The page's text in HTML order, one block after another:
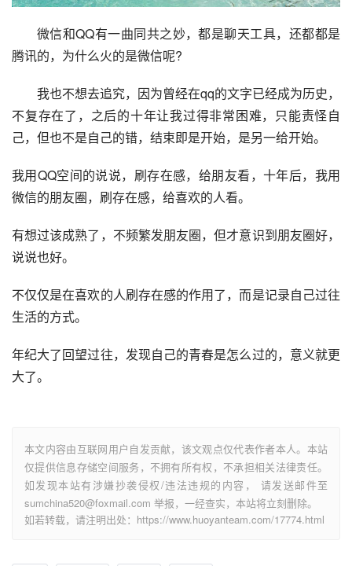
微信和QQ有一曲同共之妙，都是聊天工具，还都都是
腾讯的，为什么火的是微信呢?
我也不想去追究，因为曾经在qq的文字已经成为历史，
不复存在了，之后的十年让我过得非常困难，只能责怪自
己，但也不是自己的错，结束即是开始，是另一给开始。
我用QQ空间的说说，刷存在感，给朋友看，十年后，我用
微信的朋友圈，刷存在感，给喜欢的人看。
有想过该成熟了，不频繁发朋友圈，但才意识到朋友圈好，
说说也好。
不仅仅是在喜欢的人刷存在感的作用了，而是记录自己过往
生活的方式。
年纪大了回望过往，发现自己的青春是怎么过的，意义就更
大了。
本文内容由互联网用户自发贡献，该文观点仅代表作者本人。本站
仅提供信息存储空间服务，不拥有所有权，不承担相关法律责任。
如发现本站有涉嫌抄袭侵权/违法违规的内容， 请发送邮件至
sumchina520@foxmail.com 举报，一经查实，本站将立刻删除。
如若转载，请注明出处：https://www.huoyanteam.com/17774.html